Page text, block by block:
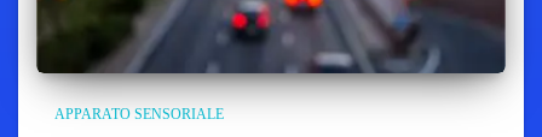
APPARATO SENSORIALE